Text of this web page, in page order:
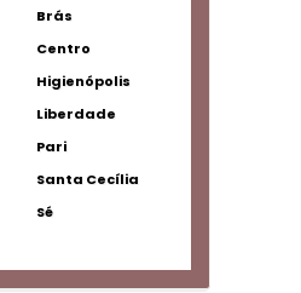
Brás
Centro
Higienópolis
Liberdade
Pari
Santa Cecília
Sé